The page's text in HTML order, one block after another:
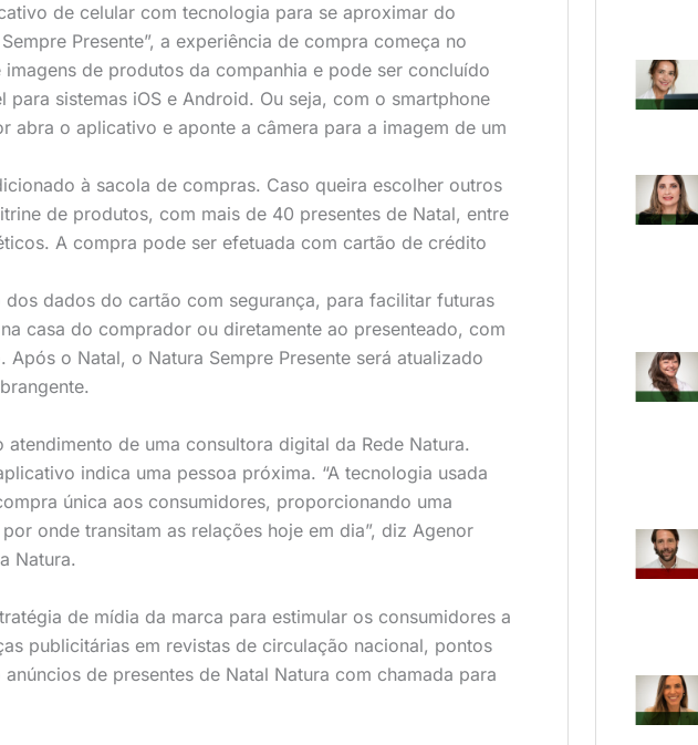
de celular com tecnologia para se aproximar do
Presente”, a experiência de compra começa no
de produtos da companhia e pode ser concluído
sistemas iOS e Android. Ou seja, com o smartphone
abra o aplicativo e aponte a câmera para a imagem de um
à sacola de compras. Caso queira escolher outros
de produtos, com mais de 40 presentes de Natal, entre
A compra pode ser efetuada com cartão de crédito
dados do cartão com segurança, para facilitar futuras
casa do comprador ou diretamente ao presenteado, com
o Natal, o Natura Sempre Presente será atualizado
de uma consultora digital da Rede Natura.
indica uma pessoa próxima. “A tecnologia usada
única aos consumidores, proporcionando uma
onde transitam as relações hoje em dia”, diz Agenor
Natura.
de mídia da marca para estimular os consumidores a
publicitárias em revistas de circulação nacional, pontos
de presentes de Natal Natura com chamada para